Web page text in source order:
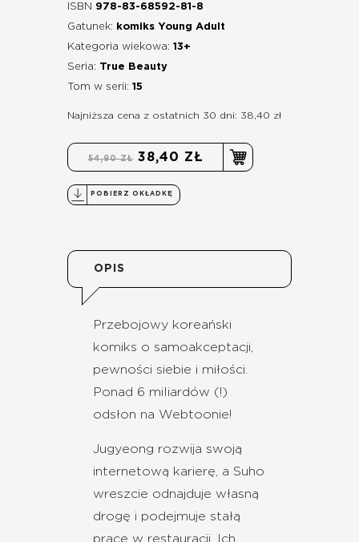
ISBN 978-83-68592-81-8
Gatunek:
komiks Young Adult
Kategoria wiekowa: 13+
Seria: True Beauty
Tom w serii: 15
Najniższa cena z ostatnich 30 dni: 38,40 zł
54,90 ZŁ 38,40 ZŁ
POBIERZ OKŁADKĘ
OPIS
Przebojowy koreański
komiks o samoakceptacji,
pewności siebie i miłości.
Ponad 6 miliardów (!)
odsłon na Webtoonie!
Jugyeong rozwija swoją
internetową karierę, a Suho
wreszcie odnajduje własną
drogę i podejmuje stałą
pracę w restauracji. Ich